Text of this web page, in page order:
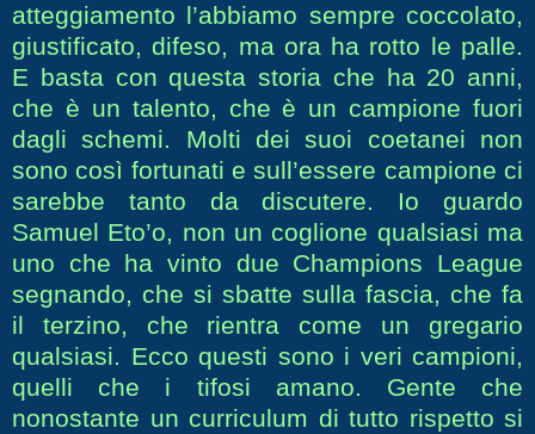
atteggiamento l’abbiamo sempre coccolato,
giustificato, difeso, ma ora ha rotto le palle.
E basta con questa storia che ha 20 anni,
che è un talento, che è un campione fuori
dagli schemi. Molti dei suoi coetanei non
sono così fortunati e sull’essere campione ci
sarebbe tanto da discutere. Io guardo
Samuel Eto’o, non un coglione qualsiasi ma
uno che ha vinto due Champions League
segnando, che si sbatte sulla fascia, che fa
il terzino, che rientra come un gregario
qualsiasi. Ecco questi sono i veri campioni,
quelli che i tifosi amano. Gente che
nonostante un curriculum di tutto rispetto si